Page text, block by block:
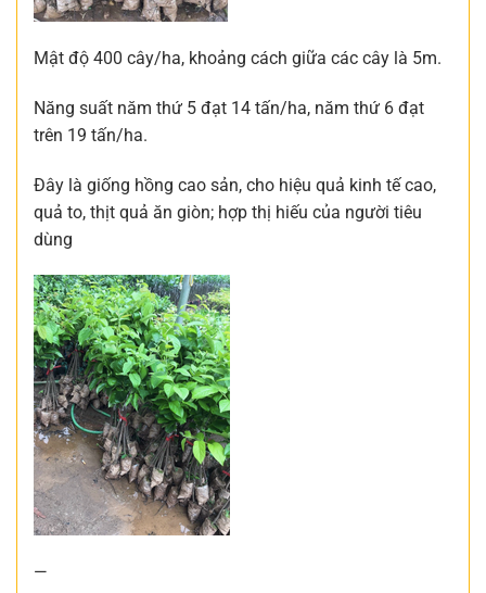
Mật độ 400 cây/ha, khoảng cách giữa các cây là 5m.
Năng suất năm thứ 5 đạt 14 tấn/ha, năm thứ 6 đạt
trên 19 tấn/ha.
Đây là giống hồng cao sản, cho hiệu quả kinh tế cao,
quả to, thịt quả ăn giòn; hợp thị hiếu của người tiêu
dùng
—